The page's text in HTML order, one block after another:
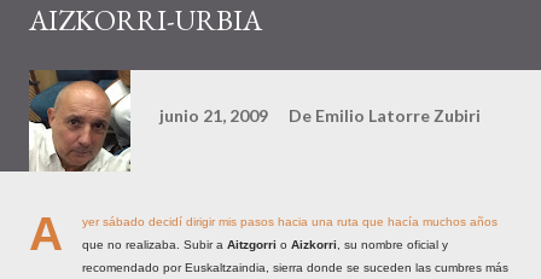
AIZKORRI-URBIA
junio 21, 2009 De Emilio Latorre Zubiri
A
yer sábado decidí dirigir mis pasos hacia una ruta que hacía muchos años
que no realizaba. Subir a Aitzgorri o Aizkorri , su nombre oficial y
recomendado por Euskaltzaindia, sierra donde se suceden las cumbres más